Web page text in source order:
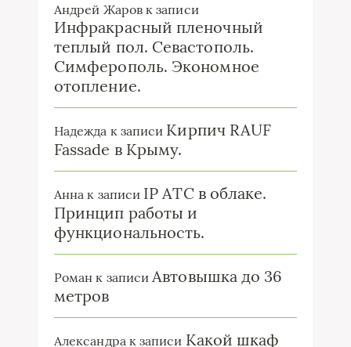
Андрей Жаровк записи
Инфракрасный пленочный
теплый пол. Севастополь.
Симферополь. Экономное
отопление.
Надежда к записи Кирпич RAUF
Fassade в Крыму.
Анна к записи IP ATC в облаке.
Принцип работы и
функциональность.
Роман к записи Автовышка до 36
метров
Александра к записи Какой шкаф